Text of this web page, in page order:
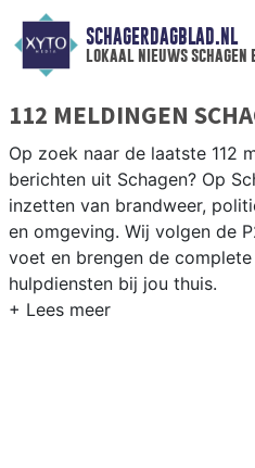
SCHAGERDAGBLAD.NL
lokaal nieuws schagen
112 MELDINGEN
Op zoek naar de laatste 112
berichten uit Schagen? Op
inzetten van brandweer,
en omgeving. Wij volgen de
voet en brengen de
hulpdiensten bij jou thuis.